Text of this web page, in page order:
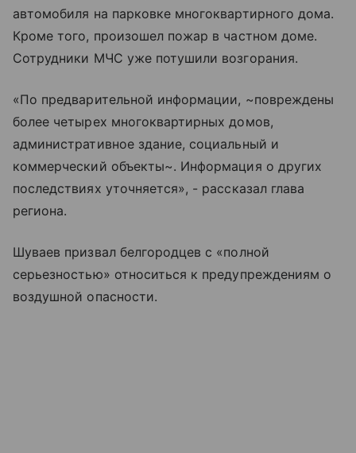
автомобиля на парковке многоквартирного дома.
Кроме того, произошел пожар в частном доме.
Сотрудники МЧС уже потушили возгорания.
«По предварительной информации, ~повреждены
более четырех многоквартирных домов,
административное здание, социальный и
коммерческий объекты~. Информация о других
последствиях уточняется», - рассказал глава
региона.
Шуваев призвал белгородцев с «полной
серьезностью» относиться к предупреждениям о
воздушной опасности.